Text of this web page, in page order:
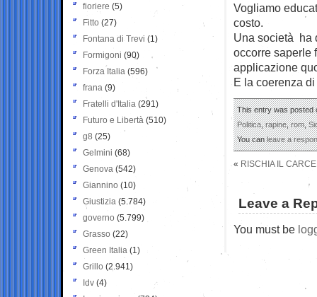
Vogliamo
costo.
Una società ha
occorre saperle
applicazione
E la coerenza
This entry was posted
Politica,rapine,rom,
You canleave a
« RISCHIA IL
Leave a
You must be
fioriere (5)
Fitto (27)
Fontana di Trevi (1)
Formigoni (90)
Forza Italia (596)
frana (9)
Fratelli d'Italia (291)
Futuro e Libertà (510)
g8 (25)
Gelmini (68)
Genova (542)
Giannino (10)
Giustizia (5.784)
governo (5.799)
Grasso (22)
Green Italia (1)
Grillo (2.941)
Idv (4)